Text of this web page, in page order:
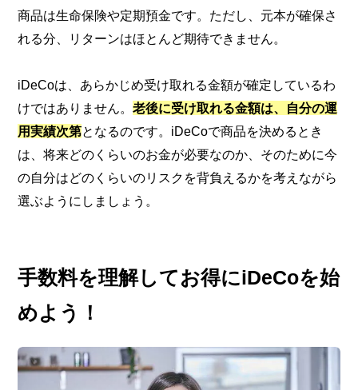
商品は生命保険や定期預金です。ただし、元本が確保さ
れる分、リターンはほとんど期待できません。
iDeCoは、あらかじめ受け取れる金額が確定しているわ
けではありません。老後に受け取れる金額は、自分の運
用実績次第となるのです。iDeCoで商品を決めるとき
は、将来どのくらいのお金が必要なのか、そのために今
の自分はどのくらいのリスクを背負えるかを考えながら
選ぶようにしましょう。
手数料を理解してお得にiDeCoを始
めよう！